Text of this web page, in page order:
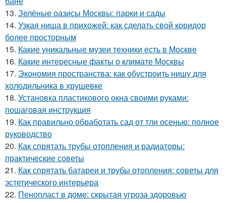
13. Зелёные оазисы Москвы: парки и сады
14. Узкая ниша в прихожей: как сделать свой коридор
более просторным
15. Какие уникальные музеи техники есть в Москве
16. Какие интересные факты о климате Москвы
17. Экономия пространства: как обустроить нишу для
холодильника в хрущевке
18. Установка пластикового окна своими руками:
пошаговая инструкция
19. Как правильно обработать сад от тли осенью: полное
руководство
20. Как спрятать трубы отопления и радиаторы:
практические советы
21. Как спрятать батареи и трубы отопления: советы для
эстетического интерьера
22. Пенопласт в доме: скрытая угроза здоровью